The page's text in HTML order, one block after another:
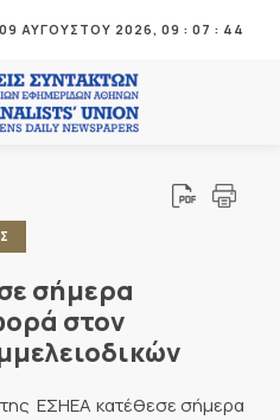
09 ΑΥΓΟΥΣΤΟΥ 2026, 09 : 07 : 44
σήμερα
στον
ΕΣΗΕΑ κατέθεσε σήμερα